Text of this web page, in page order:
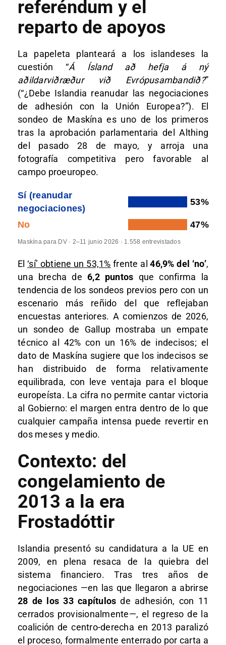
referéndum y el
reparto de apoyos
La papeleta planteará a los islandeses la
cuestión “Á Ísland að hefja á ný
aðildarviðræður við Evrópusambandið?”
(“¿Debe Islandia reanudar las negociaciones
de adhesión con la Unión Europea?”). El
sondeo de Maskína es uno de los primeros
tras la aprobación parlamentaria del Althing
del pasado 28 de mayo, y arroja una
fotografía competitiva pero favorable al
campo proeuropeo.
Sí (reanudar
negociaciones)
53%
No 47%
Maskína para DV · 2–11 junio 2026 · 1.558 entrevistados
El‘sí’ obtiene un 53,1% frente al46,9% del ‘no’,
una brecha de6,2 puntos que confirma la
tendencia de los sondeos previos pero con un
escenario más reñido del que reflejaban
encuestas anteriores. A comienzos de 2026,
un sondeo de Gallup mostraba un empate
técnico al 42% con un 16% de indecisos; el
dato de Maskína sugiere que los indecisos se
han distribuido de forma relativamente
equilibrada, con leve ventaja para el bloque
europeísta. La cifra no permite cantar victoria
al Gobierno: el margen entra dentro de lo que
cualquier campaña intensa puede revertir en
dos meses y medio.
Contexto: del
congelamiento de
2013 a la era
Frostadóttir
Islandia presentó su candidatura a la UE en
2009, en plena resaca de la quiebra del
sistema financiero. Tras tres años de
negociaciones —en las que llegaron a abrirse
28 de los 33 capítulos de adhesión, con 11
cerrados provisionalmente—, el regreso de la
coalición de centro-derecha en 2013 paralizó
el proceso, formalmente enterrado por carta a